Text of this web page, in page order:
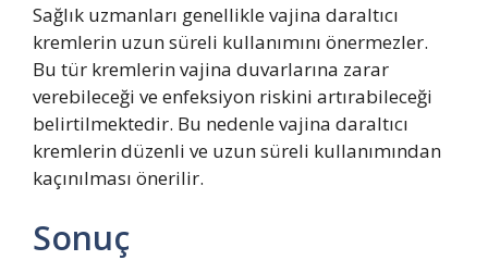
Sağlık uzmanları genellikle vajina daraltıcı
kremlerin uzun süreli kullanımını önermezler.
Bu tür kremlerin vajina duvarlarına zarar
verebileceği ve enfeksiyon riskini artırabileceği
belirtilmektedir. Bu nedenle vajina daraltıcı
kremlerin düzenli ve uzun süreli kullanımından
kaçınılması önerilir.
Sonuç